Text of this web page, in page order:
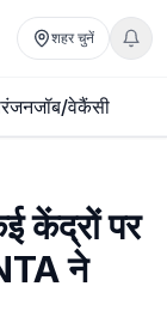
शहर चुनें
जॉब/वेकैंसी
केंद्रों पर
ने